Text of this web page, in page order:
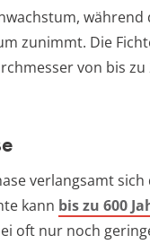
während
zunimmt. Die
von bis zu
verlangsamt sich
kann bis zu 600
oft nur noch